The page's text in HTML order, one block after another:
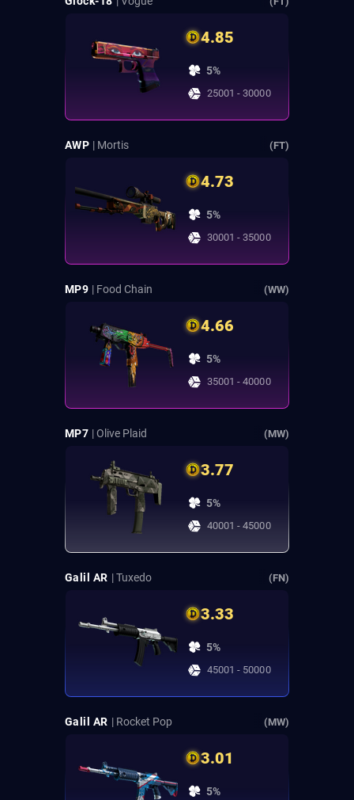
4.85
5%
25001 - 30000
AWP | Mortis (FT)
4.73
5%
30001 - 35000
MP9 | Food Chain (WW)
4.66
5%
35001 - 40000
MP7 | Olive Plaid (MW)
3.77
5%
40001 - 45000
Galil AR | Tuxedo (FN)
3.33
5%
45001 - 50000
Galil AR | Rocket Pop (MW)
3.01
5%